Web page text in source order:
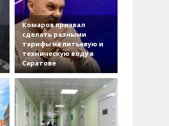
Комаров призвал
сделать разными
тарифы на питьевую и
техническую воду в
Саратове